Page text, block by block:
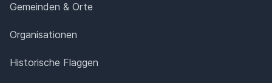
Gemeinden & Orte
Organisationen
Historische Flaggen